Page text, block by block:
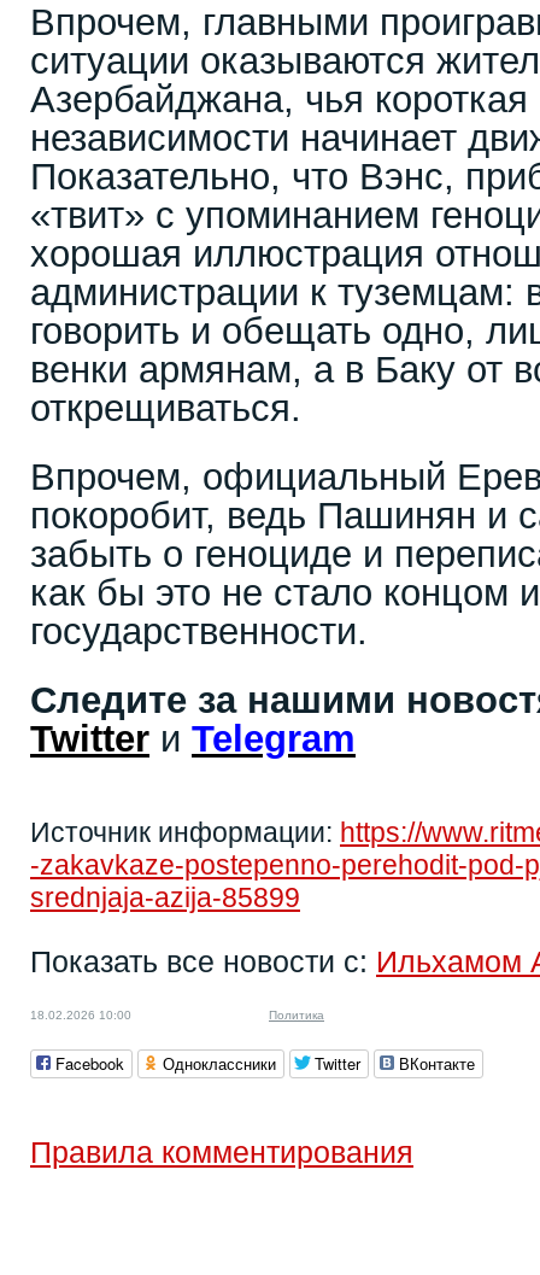
Впрочем, главными
ситуации оказываются
Азербайджана, чья короткая
независимости начинает
Показательно, что Вэнс,
«твит» с упоминанием
хорошая иллюстрация
администрации к туземцам:
говорить и обещать одно,
венки армянам, а в Баку от
открещиваться.
Впрочем, официальный
покоробит, ведь Пашинян и
забыть о геноциде и
как бы это не стало концом
государственности.
Следите за нашими
Twitter и Telegram
Источник информации: https://
-zakavkaze-postepenno-perehodit-pod-
srednjaja-azija-85899
Показать все новости с: Ильхамом
18.02.2026 10:00 Политика
Facebook Одноклассники Twitter ВКонтакте
Правила комментирования